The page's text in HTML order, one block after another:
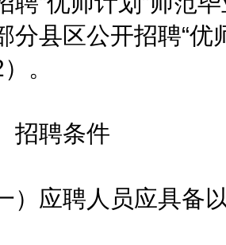
分县区公开招聘“
。
聘条件
应聘人员应具备以